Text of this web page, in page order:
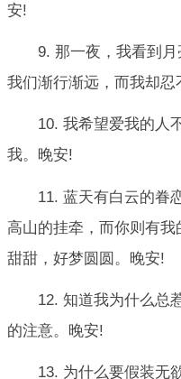
安!
9. 那一夜，我看到月
我们渐行渐远，而我却
10. 我希望爱我的人
我。晚安!
11. 蓝天有白云的眷
高山的挂牵，而你则有
甜甜，好梦圆圆。晚安!
12. 知道我为什么总
的注意。晚安!
13. 为什么要假装无